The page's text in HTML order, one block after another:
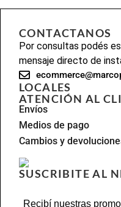
CONTACTANOS
Por consultas podés
mensaje directo de
LOCALES
ATENCIÓN AL
Envíos
Medios de pago
Cambios y
SUSCRIBITE AL
Recibí nuestras